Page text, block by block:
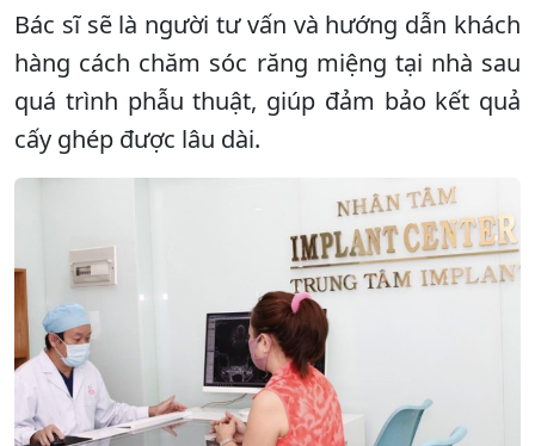
Bác sĩ sẽ là người tư vấn và hướng dẫn khách
hàng cách chăm sóc răng miệng tại nhà sau
quá trình phẫu thuật, giúp đảm bảo kết quả
cấy ghép được lâu dài.